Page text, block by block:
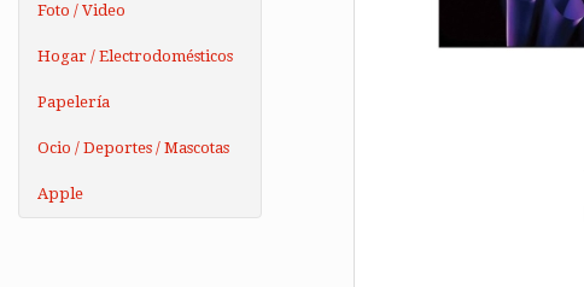
Foto / Video
Hogar / Electrodomésticos
Papelería
Ocio / Deportes / Mascotas
Apple